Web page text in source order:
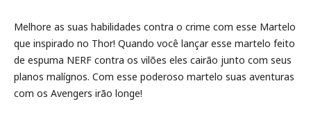
Melhore as suas habilidades contra o crime com esse Martelo
que inspirado no Thor! Quando você lançar esse martelo feito
de espuma NERF contra os vilões eles cairão junto com seus
planos malígnos. Com esse poderoso martelo suas aventuras
com os Avengers irão longe!